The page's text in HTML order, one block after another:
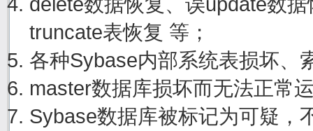
truncate表恢复 等；
各种Sybase内部系统表损坏、
master数据库损坏而无法正常
Sybase数据库被标记为可疑，